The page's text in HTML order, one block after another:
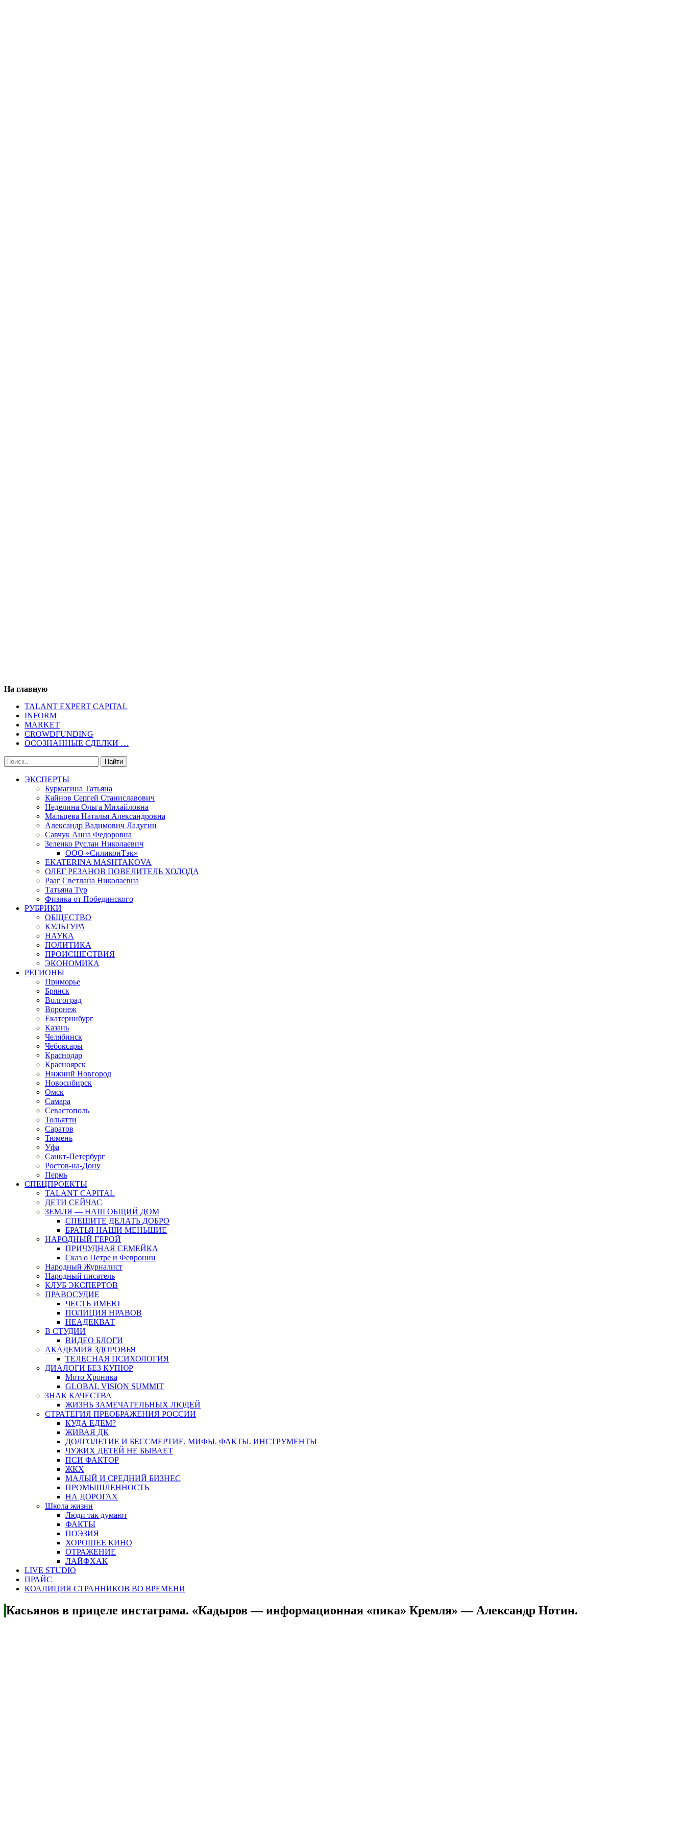
На главную
TALANT EXPERT CAPITAL
INFORM
MARKET
CROWDFUNDING
ОСОЗНАННЫЕ СДЕЛКИ …
ЭКСПЕРТЫ
Бурмагина Татьяна
Кайнов Сергей Станиславович
Неделина Ольга Михайловна
Мальцева Наталья Александровна
Александр Вадимович Ладугин
Савчук Анна Федоровна
Зеленко Руслан Николаевич
ООО «СиликонТэк»
EKATERINA MASHTAKOVA
ОЛЕГ РЕЗАНОВ ПОВЕЛИТЕЛЬ ХОЛОДА
Рааг Светлана Николаевна
Татьяна Тур
Физика от Побединского
РУБРИКИ
ОБЩЕСТВО
КУЛЬТУРА
НАУКА
ПОЛИТИКА
ПРОИСШЕСТВИЯ
ЭКОНОМИКА
РЕГИОНЫ
Приморье
Брянск
Волгоград
Воронеж
Екатеринбург
Казань
Челябинск
Чебоксары
Краснодар
Красноярск
Нижний Новгород
Новосибирск
Омск
Самара
Севастополь
Тольятти
Саратов
Тюмень
Уфа
Санкт-Петербург
Ростов-на-Дону
Пермь
СПЕЦПРОЕКТЫ
TALANT CAPITAL
ДЕТИ СЕЙЧАС
ЗЕМЛЯ — НАШ ОБЩИЙ ДОМ
СПЕШИТЕ ДЕЛАТЬ ДОБРО
БРАТЬЯ НАШИ МЕНЬШИЕ
НАРОДНЫЙ ГЕРОЙ
ПРИЧУДНАЯ СЕМЕЙКА
Сказ о Петре и Февронии
Народный Журналист
Народный писатель
КЛУБ ЭКСПЕРТОВ
ПРАВОСУДИЕ
ЧЕСТЬ ИМЕЮ
ПОЛИЦИЯ НРАВОВ
НЕАДЕКВАТ
В СТУДИИ
ВИДЕО БЛОГИ
АКАДЕМИЯ ЗДОРОВЬЯ
ТЕЛЕСНАЯ ПСИХОЛОГИЯ
ДИАЛОГИ БЕЗ КУПЮР
Мото Хроника
GLOBAL VISION SUMMIT
ЗНАК КАЧЕСТВА
ЖИЗНЬ ЗАМЕЧАТЕЛЬНЫХ ЛЮДЕЙ
СТРАТЕГИЯ ПРЕОБРАЖЕНИЯ РОССИИ
КУДА ЕДЕМ?
ЖИВАЯ ДК
ДОЛГОЛЕТИЕ И БЕССМЕРТИЕ. МИФЫ. ФАКТЫ. ИНСТРУМЕНТЫ
ЧУЖИХ ДЕТЕЙ НЕ БЫВАЕТ
ПСИ ФАКТОР
ЖКХ
МАЛЫЙ И СРЕДНИЙ БИЗНЕС
ПРОМЫШЛЕННОСТЬ
НА ДОРОГАХ
Школа жизни
Люди так думают
ФАКТЫ
ПОЭЗИЯ
ХОРОШЕЕ КИНО
ОТРАЖЕНИЕ
ЛАЙФХАК
LIVE STUDIO
ПРАЙС
КОАЛИЦИЯ СТРАННИКОВ ВО ВРЕМЕНИ
Касьянов в прицеле инстаграма. «Кадыров — информационная «пика» Кремля» — Александр Нотин.